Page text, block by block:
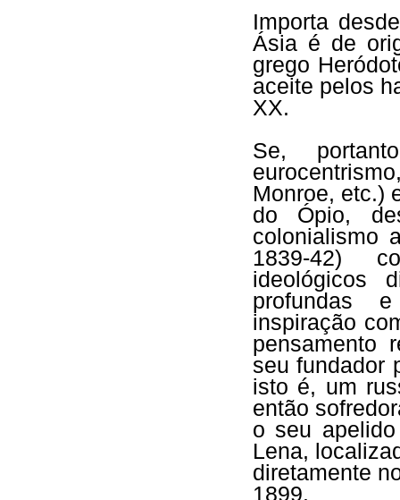
Importa
Ásia é de
grego
aceite pelos
XX.
Se,
Monroe, etc.)
do Ópio,
colonialismo
1839-42)
ideológicos
profundas
inspiração
pensamento
seu fundador
isto é, um
então
o seu
Lena,
diretamente
1899.